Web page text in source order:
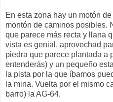
En esta zona hay un motón
montón de caminos posibles.
que parece más recta y llana
vista es genial, aprovechad
piedra que parece plantada a
entenderás) y un pequeño
la pista por la que íbamos
la mina. Vuelta por el mismo
barro) la AG-64.